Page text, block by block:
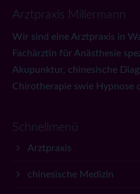
Arztpraxis Millermann
Wir sind eine Arztpraxis in
Fachärztin für Anästhesie
Akupunktur, chinesische
Chirotherapie swie Hypnose
Schnellmenü
Arztpraxis
chinesische Medizin